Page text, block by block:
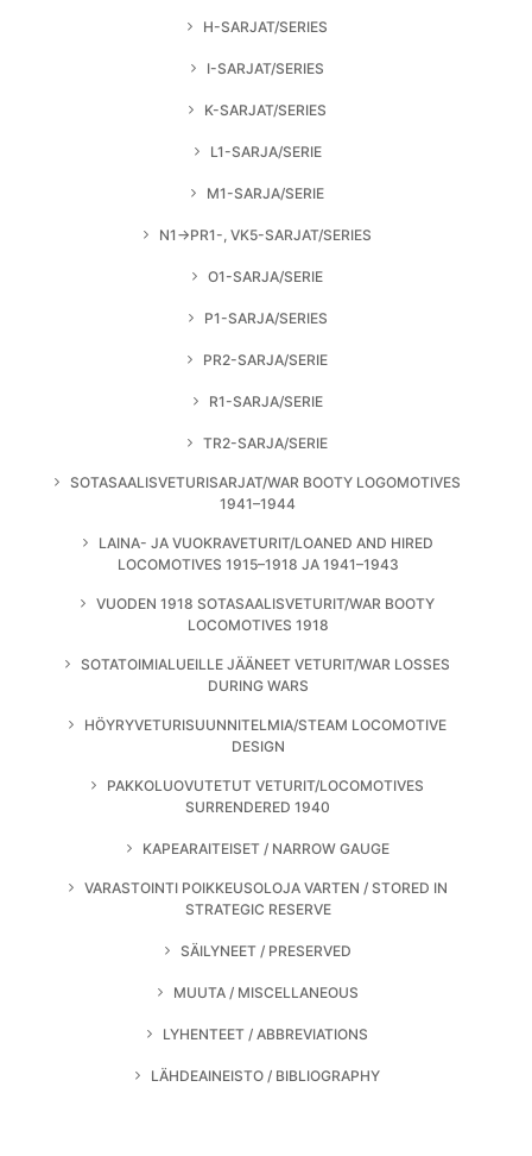
H-SARJAT/SERIES
I-SARJAT/SERIES
K-SARJAT/SERIES
L1-SARJA/SERIE
M1-SARJA/SERIE
N1→PR1-, VK5-SARJAT/SERIES
O1-SARJA/SERIE
P1-SARJA/SERIES
PR2-SARJA/SERIE
R1-SARJA/SERIE
TR2-SARJA/SERIE
SOTASAALISVETURISARJAT/WAR BOOTY LOGOMOTIVES
1941–1944
LAINA- JA VUOKRAVETURIT/LOANED AND HIRED
LOCOMOTIVES 1915–1918 JA 1941–1943
VUODEN 1918 SOTASAALISVETURIT/WAR BOOTY
LOCOMOTIVES 1918
SOTATOIMIALUEILLE JÄÄNEET VETURIT/WAR LOSSES
DURING WARS
HÖYRYVETURISUUNNITELMIA/STEAM LOCOMOTIVE
DESIGN
PAKKOLUOVUTETUT VETURIT/LOCOMOTIVES
SURRENDERED 1940
KAPEARAITEISET / NARROW GAUGE
VARASTOINTI POIKKEUSOLOJA VARTEN / STORED IN
STRATEGIC RESERVE
SÄILYNEET / PRESERVED
MUUTA / MISCELLANEOUS
LYHENTEET / ABBREVIATIONS
LÄHDEAINEISTO / BIBLIOGRAPHY